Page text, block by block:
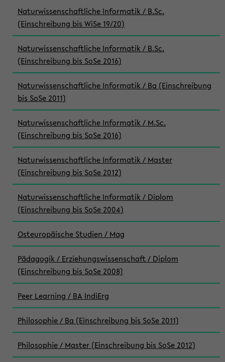
Naturwissenschaftliche Informatik / B.Sc.
(Einschreibung bis WiSe 19/20)
Naturwissenschaftliche Informatik / B.Sc.
(Einschreibung bis SoSe 2016)
Naturwissenschaftliche Informatik / Ba (Einschreibung
bis SoSe 2011)
Naturwissenschaftliche Informatik / M.Sc.
(Einschreibung bis SoSe 2016)
Naturwissenschaftliche Informatik / Master
(Einschreibung bis SoSe 2012)
Naturwissenschaftliche Informatik / Diplom
(Einschreibung bis SoSe 2004)
Osteuropäische Studien / Mag
Pädagogik / Erziehungswissenschaft / Diplom
(Einschreibung bis SoSe 2008)
Peer Learning / BA IndiErg
Philosophie / Ba (Einschreibung bis SoSe 2011)
Philosophie / Master (Einschreibung bis SoSe 2012)